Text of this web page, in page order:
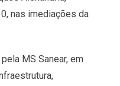
nas imediações da
MS Sanear, em